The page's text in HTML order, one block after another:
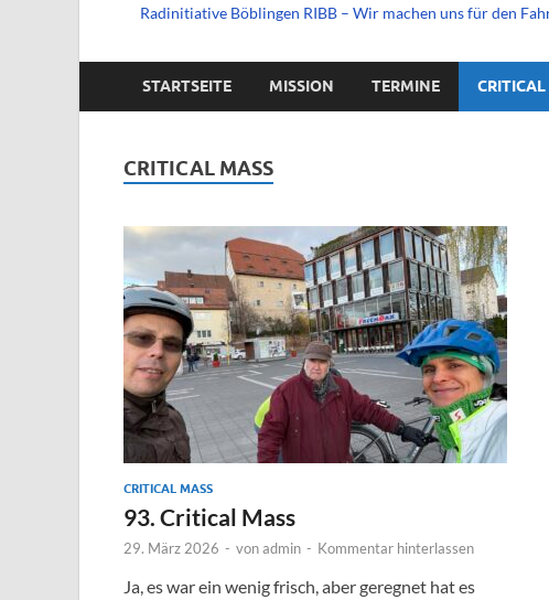
Radinitiative Böblingen RIBB – Wir machen uns für den
STARTSEITE MISSION TERMINE
CRITICAL MASS
CRITICAL MASS
93. Critical Mass
29. März 2026 - vonadmin - Kommentar hinterlassen
Ja, es war ein wenig frisch, aber geregnet hat es